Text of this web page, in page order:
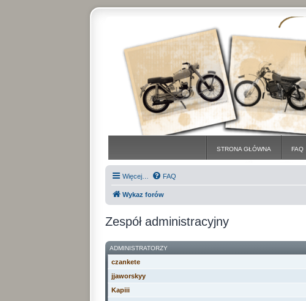
STRONA GŁÓWNA FAQ
Więcej… FAQ
Wykaz forów
Zespół administracyjny
ADMINISTRATORZY
czankete
jjaworskyy
Kapiii